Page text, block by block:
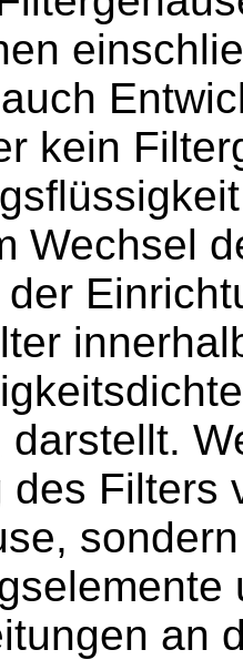
kein
Wechsel
darstellt.
des Filters
an